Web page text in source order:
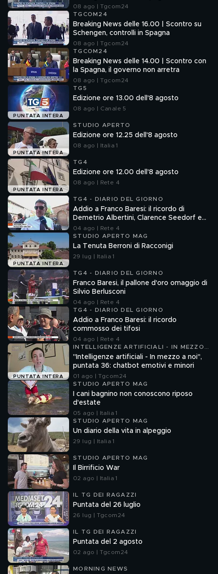
08 ago | Tgcom24
TGCOM24
Breaking News delle 16.00 | Scontro su
Schengen, controlli in Spagna
08 ago | Tgcom24
TGCOM24
Breaking News delle 14.00 | Scontro con
la Spagna, il governo non arretra
08 ago | Tgcom24
PUNTATA INTERA
TG5
Edizione ore 13.00 dell'8 agosto
08 ago | Canale 5
PUNTATA INTERA
STUDIO APERTO
Edizione ore 12.25 dell'8 agosto
08 ago | Italia 1
PUNTATA INTERA
TG4
Edizione ore 12.00 dell'8 agosto
08 ago | Rete 4
TG4 - DIARIO DEL GIORNO
Addio a Franco Baresi: il ricordo di
Demetrio Albertini, Clarence Seedorf e
Giovanni Galli
04 ago | Rete 4
PUNTATA INTERA
STUDIO APERTO MAG
La Tenuta Berroni di Racconigi
29 lug | Italia 1
TG4 - DIARIO DEL GIORNO
Franco Baresi, il pallone d'oro omaggio di
Silvio Berlusconi
04 ago | Rete 4
TG4 - DIARIO DEL GIORNO
Addio a Franco Baresi: il ricordo
commosso dei tifosi
04 ago | Rete 4
PUNTATA INTERA
INTELLIGENZE ARTIFICIALI - IN MEZZO
A NOI
"Intelligenze artificiali - In mezzo a noi",
puntata 36: chatbot emotivi e minori
01 ago | Tgcom24
STUDIO APERTO MAG
I cani bagnino non conoscono riposo
d'estate
05 ago | Italia 1
STUDIO APERTO MAG
Un diario della vita in alpeggio
29 lug | Italia 1
STUDIO APERTO MAG
Il Birrificio War
02 ago | Italia 1
IL TG DEI RAGAZZI
Puntata del 26 luglio
26 lug | Tgcom24
IL TG DEI RAGAZZI
Puntata del 2 agosto
02 ago | Tgcom24
MORNING NEWS